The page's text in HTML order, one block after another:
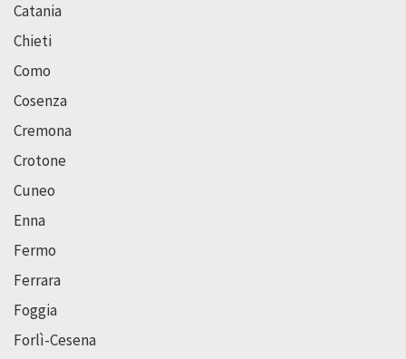
Catania
Chieti
Como
Cosenza
Cremona
Crotone
Cuneo
Enna
Fermo
Ferrara
Foggia
Forlì-Cesena